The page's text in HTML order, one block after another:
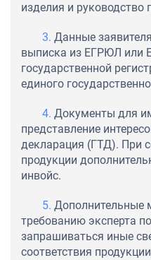
изделия и руководство
Данные
выписка из ЕГРЮЛ или
государственной
единого
Документы для
представление
декларация (ГТД). При
продукции
инвойс.
Дополнительные
требованию эксперта
запрашиваться иные
соответствия